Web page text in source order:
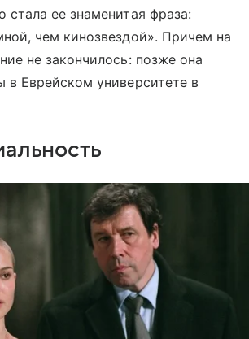
стала ее знаменитая фраза:
чем кинозвездой». Причем на
не закончилось: позже она
в Еврейском университете в